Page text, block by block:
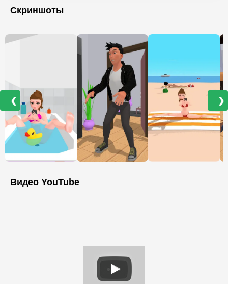
Скриншоты
❮ ❯
Видео YouTube